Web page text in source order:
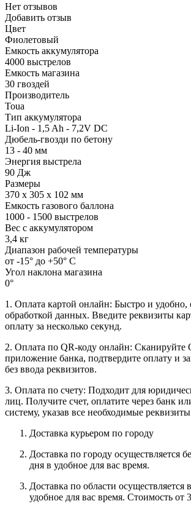
Нет отзывов
Добавить отзыв
Цвет
Фиолетовый
Емкость аккумулятора
4000 выстрелов
Емкость магазина
30 гвоздей
Производитель
Toua
Тип аккумулятора
Li-Ion - 1,5 Ah - 7,2V DC
Дюбель-гвозди по бетону
13 - 40 мм
Энергия выстрела
90 Дж
Размеры
370 х 305 х 102 мм
Емкость газового баллона
1000 - 1500 выстрелов
Вес с аккумулятором
3,4 кг
Диапазон рабочей температуры
от -15° до +50° С
Угол наклона магазина
0°
1. Оплата картой онлайн: Быстро и удобно,
обработкой данных. Введите реквизиты
оплату за несколько секунд.
2. Оплата по QR-коду онлайн: Сканируйте
приложение банка, подтвердите оплату и
без ввода реквизитов.
3. Оплата по счету: Подходит для
лиц. Получите счет, оплатите через банк
систему, указав все необходимые
Доставка курьером по городу
Доставка по городу осуществляется
дня в удобное для вас время.
Доставка по области осуществляется
удобное для вас время. Стоимость от